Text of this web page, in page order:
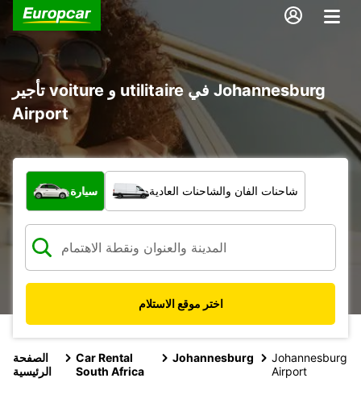
تأجير voiture و utilitaire في Johannesburg
Airport
ما نوع المركبة؟
سيارة شاحنات الفان والشاحنات العادية
اختر موقع الاستلام
الصفحة
الرئيسية
Car Rental
South Africa
Johannesburg
Johannesburg
Airport